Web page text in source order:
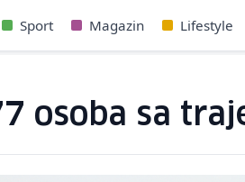
Sport Magazin Lifestyle
osoba sa